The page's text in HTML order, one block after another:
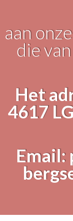
aan
die
Het
4617
Email: